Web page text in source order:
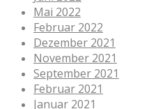
Mai 2022
Februar 2022
Dezember 2021
November 2021
September 2021
Februar 2021
Januar 2021